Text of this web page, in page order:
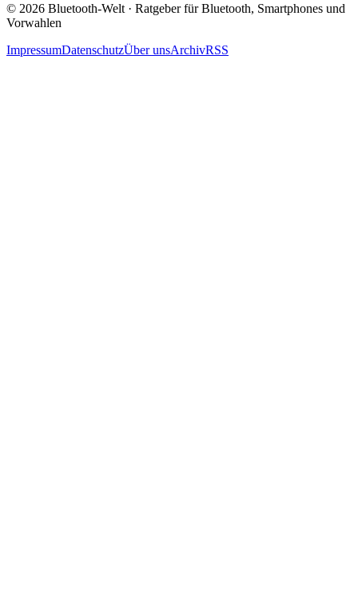
© 2026 Bluetooth-Welt · Ratgeber für Bluetooth, Smartphones und
Vorwahlen
ImpressumDatenschutzÜber unsArchivRSS